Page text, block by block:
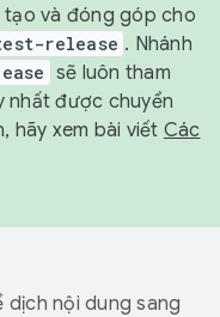
tạo và đóng góp cho
release . Nhánh
sẽ luôn tham
nhất được chuyển
hãy xem bài viết Các
nội dung sang